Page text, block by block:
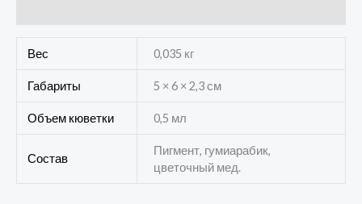
Вес 0,035 кг
Габариты 5 × 6 × 2,3 см
Объем кюветки 0,5 мл
Состав
Пигмент, гумиарабик,
цветочный мед.